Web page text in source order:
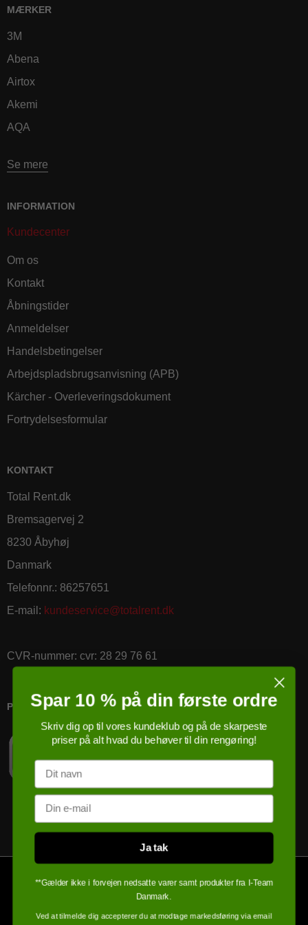
MÆRKER
3M
Abena
Airtox
Akemi
AQA
Se mere
INFORMATION
Kundecenter
Om os
Kontakt
Åbningstider
Anmeldelser
Handelsbetingelser
Arbejdspladsbrugsanvisning (APB)
Kärcher - Overleveringsdokument
Fortrydelsesformular
KONTAKT
Total Rent.dk
Bremsagervej 2
8230 Åbyhøj
Danmark
Telefonnr.: 86257651
E-mail : kundeservice@totalrent.dk
CVR-nummer: cvr: 28 29 76 61
PRICERUNNER KØBSGARANTI
Spar 10 % på din første ordre
Skriv dig op til vores kundeklub og på de skarpeste
priser på alt hvad du behøver til din rengøring!
Navn
Email
Ja tak
**Gælder ikke i forvejen nedsatte varer samt produkter fra I-Team
Danmark.
Ved at tilmelde dig accepterer du at modtage markedsføring via email